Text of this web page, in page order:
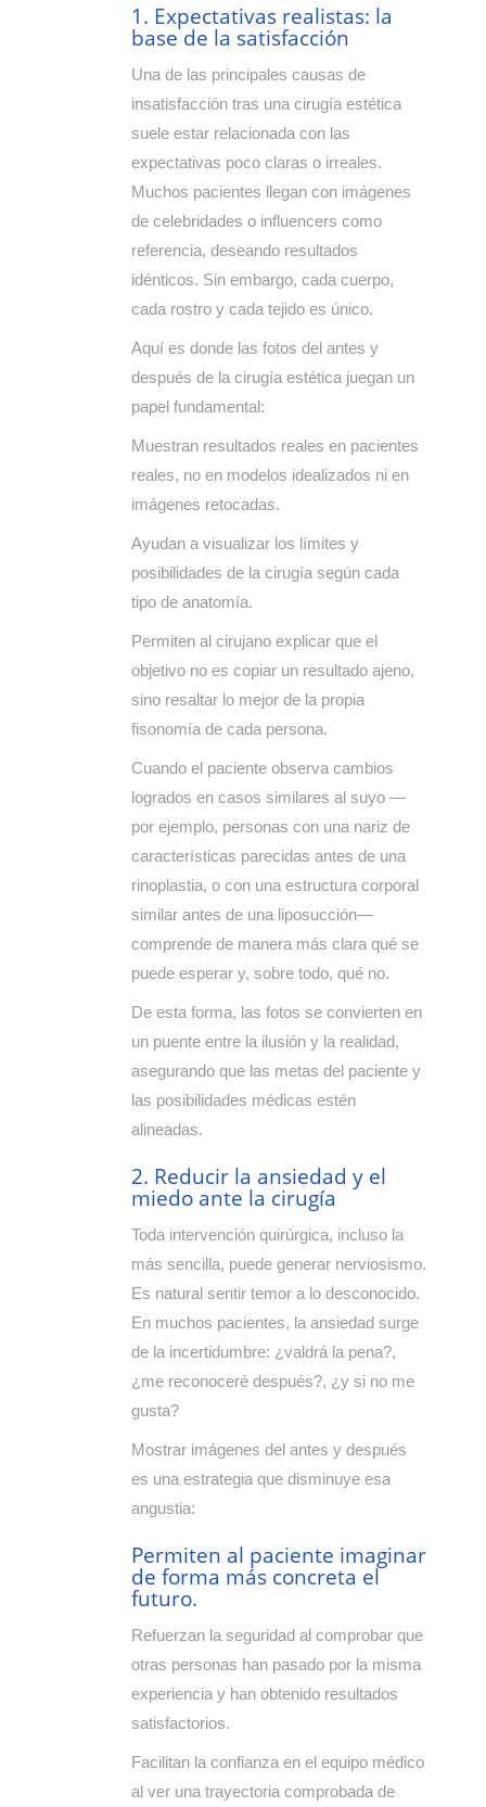
1. Expectativas realistas: la
base de la satisfacción
Una de las principales causas de
insatisfacción tras una cirugía estética
suele estar relacionada con las
expectativas poco claras o irreales.
Muchos pacientes llegan con imágenes
de celebridades o influencers como
referencia, deseando resultados
idénticos. Sin embargo, cada cuerpo,
cada rostro y cada tejido es único.
Aquí es donde las fotos del antes y
después de la cirugía estética juegan un
papel fundamental:
Muestran resultados reales en pacientes
reales, no en modelos idealizados ni en
imágenes retocadas.
Ayudan a visualizar los límites y
posibilidades de la cirugía según cada
tipo de anatomía.
Permiten al cirujano explicar que el
objetivo no es copiar un resultado ajeno,
sino resaltar lo mejor de la propia
fisonomía de cada persona.
Cuando el paciente observa cambios
logrados en casos similares al suyo —
por ejemplo, personas con una nariz de
características parecidas antes de una
rinoplastia, o con una estructura corporal
similar antes de una liposucción—
comprende de manera más clara qué se
puede esperar y, sobre todo, qué no.
De esta forma, las fotos se convierten en
un puente entre la ilusión y la realidad,
asegurando que las metas del paciente y
las posibilidades médicas estén
alineadas.
2. Reducir la ansiedad y el
miedo ante la cirugía
Toda intervención quirúrgica, incluso la
más sencilla, puede generar nerviosismo.
Es natural sentir temor a lo desconocido.
En muchos pacientes, la ansiedad surge
de la incertidumbre: ¿valdrá la pena?,
¿me reconoceré después?, ¿y si no me
gusta?
Mostrar imágenes del antes y después
es una estrategia que disminuye esa
angustia:
Permiten al paciente imaginar
de forma más concreta el
futuro.
Refuerzan la seguridad al comprobar que
otras personas han pasado por la misma
experiencia y han obtenido resultados
satisfactorios.
Facilitan la confianza en el equipo médico
al ver una trayectoria comprobada de